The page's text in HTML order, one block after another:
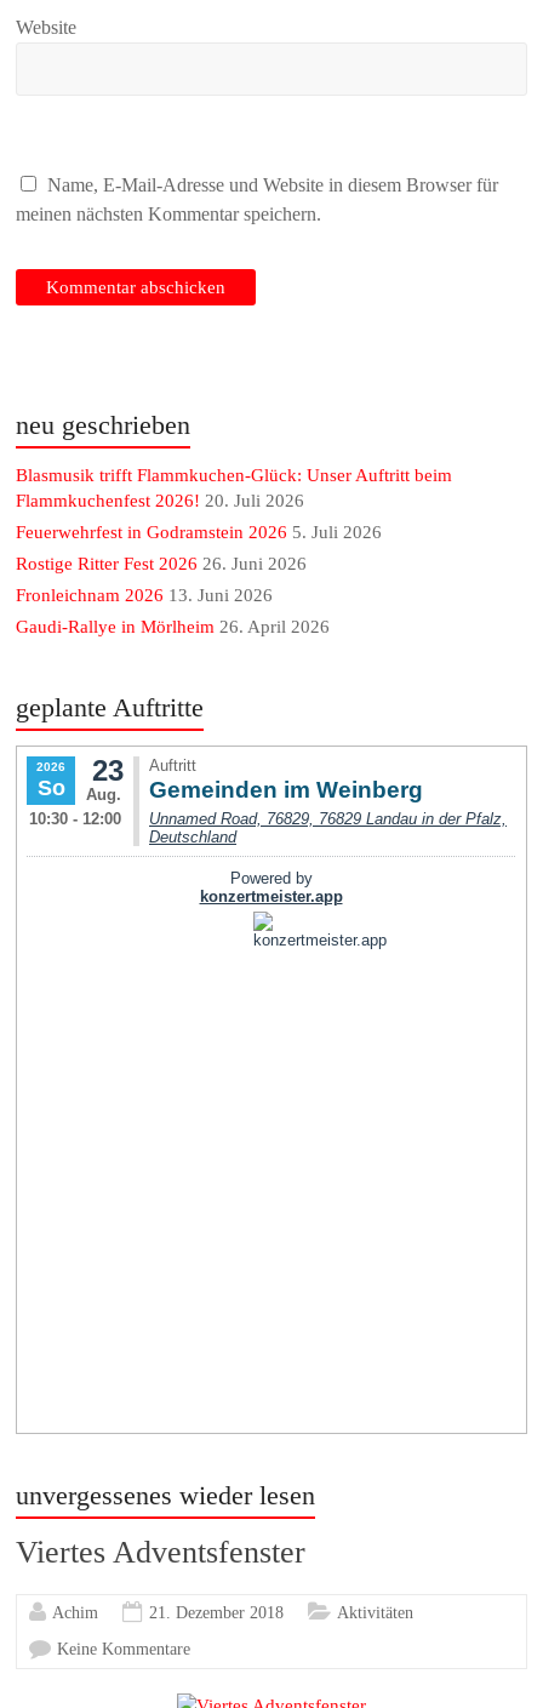
Website
Name, E-Mail-Adresse und Website in diesem Browser für
meinen nächsten Kommentar speichern.
neu geschrieben
Blasmusik trifft Flammkuchen-Glück: Unser Auftritt beim
Flammkuchenfest 2026! 20. Juli 2026
Feuerwehrfest in Godramstein 2026 5. Juli 2026
Rostige Ritter Fest 2026 26. Juni 2026
Fronleichnam 2026 13. Juni 2026
Gaudi-Rallye in Mörlheim 26. April 2026
geplante Auftritte
unvergessenes wieder lesen
Viertes Adventsfenster
Achim 21. Dezember 2018
Aktivitäten
Keine Kommentare